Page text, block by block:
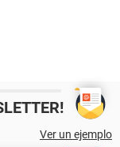
Ver un ejemplo